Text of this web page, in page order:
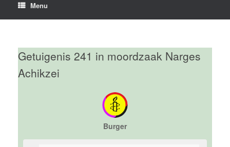
Menu
Getuigenis 241 in moordzaak Narges
Achikzei
Burger